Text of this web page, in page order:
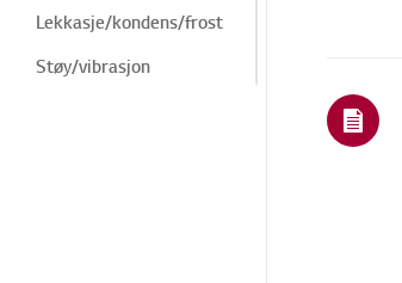
Lekkasje/kondens/frost
Støy/vibrasjon